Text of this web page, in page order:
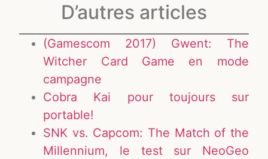
D’autres articles
(Gamescom 2017) Gwent: The
Witcher Card Game en mode
campagne
Cobra Kai pour toujours sur
portable!
SNK vs. Capcom: The Match of the
Millennium, le test sur NeoGeo